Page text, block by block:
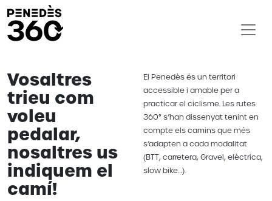
Vosaltres
trieu com
voleu
pedalar,
nosaltres us
indiquem el
camí!
El Penedès és un territori
accessible i amable per a
practicar el ciclisme. Les rutes
360° s’han dissenyat tenint en
compte els camins que més
s’adapten a cada modalitat
(BTT, carretera, Gravel, elèctrica,
slow bike…).